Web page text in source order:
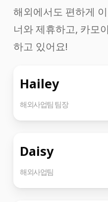
해외에서도 편하게
너와 제휴하고, 카모
하고 있어요!
Hailey
해외사업팀 팀장
Daisy
해외사업팀